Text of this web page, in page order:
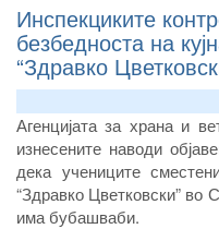
Инспекциките
безбедноста на
“Здравко
Агенцијата за храна и
изнесените наводи
дека учениците
“Здравко Цветковски” во
има бубашваби.